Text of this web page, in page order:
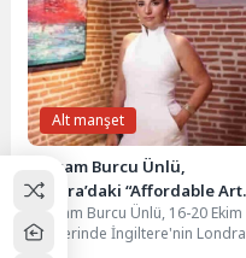
Alt manşet
Ressam Burcu Ünlü,
Londra’daki “Affordable Art
Fair Battersea” Fuarında
Türkiye’yi Temsil Edecek
Ressam Burcu Ünlü, 16-20 Ekim
tarihlerinde İngiltere'nin Londra